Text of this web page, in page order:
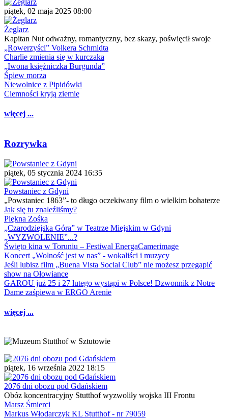
piątek, 02 maja 2025 08:00
Żeglarz
Kapitan Nut odważny, romantyczny, bez skazy, poświęcił swoje
„Rowerzyści” Volkera Schmidta
Charlie zmienia się w kurczaka
„Iwona księżniczka Burgunda”
Śpiew morza
Niewolnice z Pipidówki
Ciemności kryją ziemię
więcej ...
Rozrywka
piątek, 05 stycznia 2024 16:35
Powstaniec z Gdyni
„Powstaniec 1863”- to długo oczekiwany film o wielkim bohaterze
Jak się tu znaleźliśmy?
Piękna Zośka
„Czarodziejska Góra” w Teatrze Miejskim w Gdyni
„WYZWOLENIE”...?
Święto kina w Toruniu – Festiwal EnergaCamerimage
Koncert „Wolność jest w nas” - wokaliści i muzycy
Jeśli lubisz film „Buena Vista Social Club” nie możesz przegapić
show na Ołowiance
GAROU już 25 i 27 lutego wystąpi w Polsce! Dzwonnik z Notre
Dame zaśpiewa w ERGO Arenie
więcej ...
piątek, 16 września 2022 18:15
2076 dni obozu pod Gdańskiem
Obóz koncentracyjny Stutthof wyzwoliły wojska III Frontu
Marsz Śmierci
Markus Włodarczyk KL Stutthof - nr 79059